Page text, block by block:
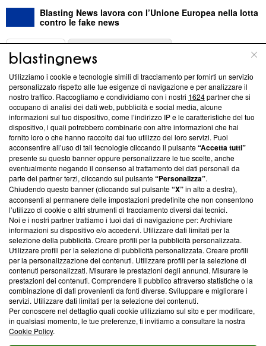
Blasting News lavora con l’Unione Europea nella lotta
contro le fake news
ABOUT
Questa sezione offre informazioni trasparenti su Blasting
News, sui nostri processi editoriali e su come ci impegniamo a
creare news di qualità. Inoltre, afferma la nostra aderenza a
‘Trust Project - News with Integrity’Blasting News non è
ancora membro del programma, ma ha richiesto di farne
parte; Trust Project non ha ancora effettuato una verifica di
conformità agli standard.
Su di noi
Team editoriale
Corporate
Redazione
Informativa Privacy
Cookie Policy
Blasting SA, IDI CHE-247.845.224, Via Carlo Frasca, 3 - 6900
Lugano (Svizzera) Tel:+39 0690258937
© 2026 Blasting News
Utilizziamo i cookie e tecnologie simili di tracciamento per fornirti un servizio
personalizzato rispetto alle tue esigenze di navigazione e per analizzare il
nostro traffico. Raccogliamo e condividiamo con i nostri 1624partner che si
occupano di analisi dei dati web, pubblicità e social media, alcune
informazioni sul tuo dispositivo, come l’indirizzo IP e le caratteristiche del tuo
dispositivo, i quali potrebbero combinarle con altre informazioni che hai
fornito loro o che hanno raccolto dal tuo utilizzo dei loro servizi. Puoi
acconsentire all’uso di tali tecnologie cliccando il pulsante“Accetta tutti”
presente su questo banner oppure personalizzare le tue scelte, anche
eventualmente negando il consenso al trattamento dei dati personali da
parte dei partner terzi, cliccando sul pulsante“Personalizza”.
Chiudendo questo banner (cliccando sul pulsante“X”in alto a destra),
acconsenti al permanere delle impostazioni predefinite che non consentono
l’utilizzo di cookie o altri strumenti di tracciamento diversi dai tecnici.
Noi e i nostri partner trattiamo i tuoi dati di navigazione per: Archiviare
informazioni su dispositivo e/o accedervi. Utilizzare dati limitati per la
selezione della pubblicità. Creare profili per la pubblicità personalizzata.
Utilizzare profili per la selezione di pubblicità personalizzata. Creare profili
per la personalizzazione dei contenuti. Utilizzare profili per la selezione di
contenuti personalizzati. Misurare le prestazioni degli annunci. Misurare le
prestazioni dei contenuti. Comprendere il pubblico attraverso statistiche o la
combinazione di dati provenienti da fonti diverse. Sviluppare e migliorare i
servizi. Utilizzare dati limitati per la selezione dei contenuti.
Per conoscere nel dettaglio quali cookie utilizziamo sul sito e per modificare,
in qualsiasi momento, le tue preferenze, ti invitiamo a consultare la nostra
Cookie Policy.